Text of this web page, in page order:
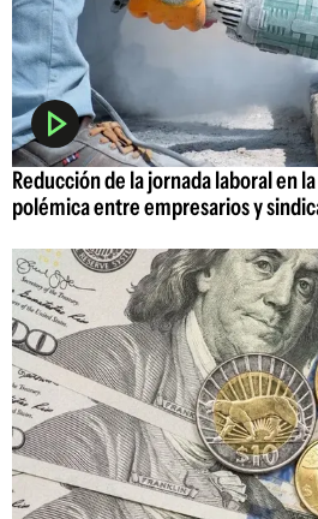
Reducción de la jornada laboral en
polémica entre empresarios y